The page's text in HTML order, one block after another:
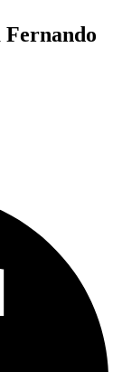
Fernando